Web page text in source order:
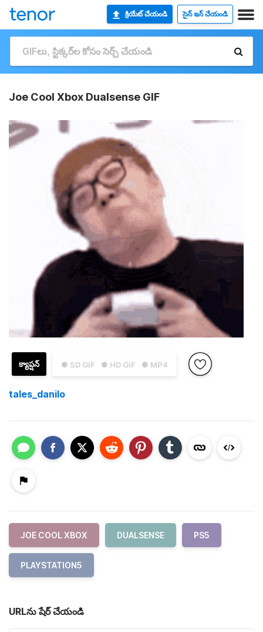
క్రియేట్ చేయండి సైన్ ఇన్ చేయండి
Joe Cool Xbox Dualsense GIF
● SD GIF ● HD GIF ● MP4
క్యాప్షన్
tales_danilo
JOE COOL XBOX DUALSENSE PS5
PLAYSTATION5
URLను షేర్ చేయండి